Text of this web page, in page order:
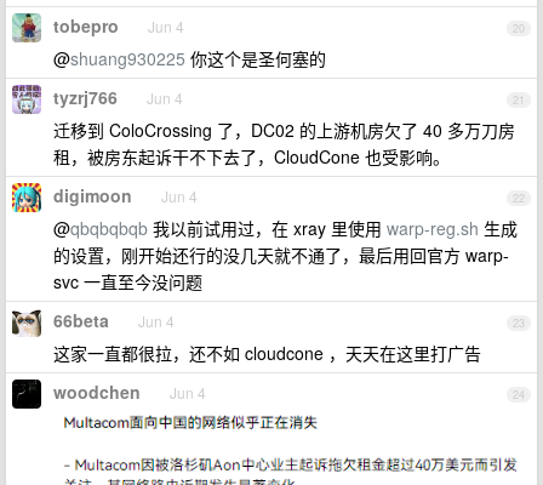
20
tobepro Jun 4
@shuang930225 你这个是圣何塞的
21
tyzrj766 Jun 4
迁移到 ColoCrossing 了，DC02 的上游机房欠了 40 多万刀房
租，被房东起诉干不下去了，CloudCone 也受影响。
22
digimoon Jun 4
@qbqbqbqb 我以前试用过，在 xray 里使用 warp-reg.sh 生成
的设置，刚开始还行的没几天就不通了，最后用回官方 warp-
svc 一直至今没问题
23
66beta Jun 4
这家一直都很拉，还不如 cloudcone ，天天在这里打广告
24
woodchen Jun 4